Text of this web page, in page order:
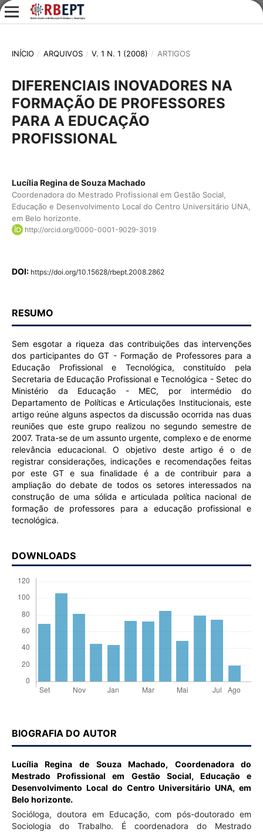
INÍCIO / ARQUIVOS / V. 1 N. 1 (2008) / ARTIGOS
DIFERENCIAIS INOVADORES NA
FORMAÇÃO DE PROFESSORES
PARA A EDUCAÇÃO
PROFISSIONAL
Lucília Regina de Souza Machado
Coordenadora do Mestrado Profissional em Gestão Social,
Educação e Desenvolvimento Local do Centro Universitário UNA,
em Belo horizonte.
http://orcid.org/0000-0001-9029-3019
DOI: https://doi.org/10.15628/rbept.2008.2862
RESUMO
Sem esgotar a riqueza das contribuições das intervenções
dos participantes do GT - Formação de Professores para a
Educação Profissional e Tecnológica, constituído pela
Secretaria de Educação Profissional e Tecnológica - Setec do
Ministério da Educação - MEC, por intermédio do
Departamento de Políticas e Articulações Institucionais, este
artigo reúne alguns aspectos da discussão ocorrida nas duas
reuniões que este grupo realizou no segundo semestre de
2007. Trata-se de um assunto urgente, complexo e de enorme
relevância educacional. O objetivo deste artigo é o de
registrar considerações, indicações e recomendações feitas
por este GT e sua finalidade é a de contribuir para a
ampliação do debate de todos os setores interessados na
construção de uma sólida e articulada política nacional de
formação de professores para a educação profissional e
tecnológica.
DOWNLOADS
BIOGRAFIA DO AUTOR
Lucília Regina de Souza Machado, Coordenadora do
Mestrado Profissional em Gestão Social, Educação e
Desenvolvimento Local do Centro Universitário UNA, em
Belo horizonte.
Socióloga, doutora em Educação, com pós-doutorado em
Sociologia do Trabalho. É coordenadora do Mestrado